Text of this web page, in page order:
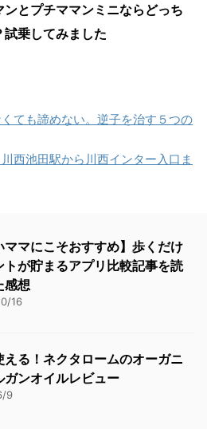
ンとプチママンミニならどっち
試乗してみました
ても諦めない。逆子を治す５つの
西池田駅から川西インター入口ま
ママにこそおすすめ】歩くだけ
トが貯まるアプリ比較記事を読
感想
16
える！ネクタロームのオーガニ
ガンオイルレビュー
9